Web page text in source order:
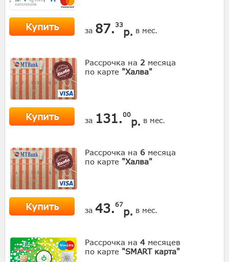
Купить за 87. 33
р. в мес.
Рассрочка на 2 месяца
по карте "Халва"
Купить за 131.00
р. в мес.
Рассрочка на 6 месяца
по карте "Халва"
Купить за 43.67
р. в мес.
Рассрочка на 4 месяцев
по карте "SMART карта"